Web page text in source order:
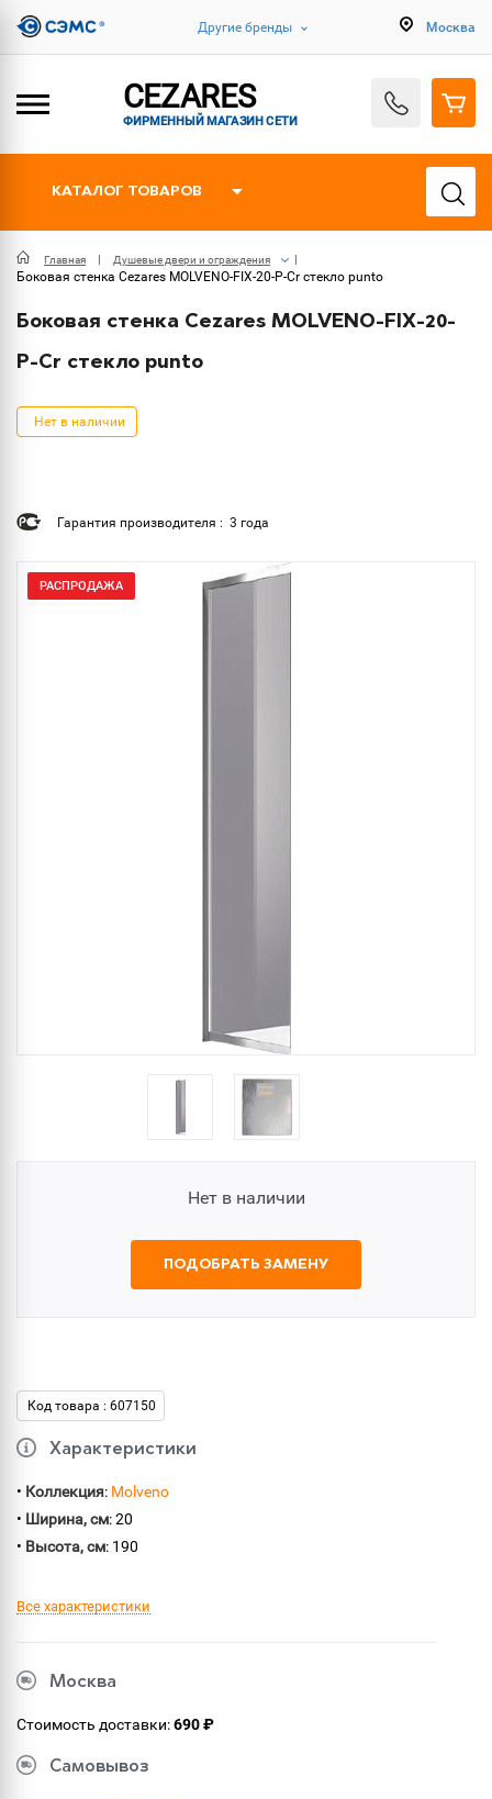
Другие бренды Москва
CEZARES
ФИРМЕННЫЙ МАГАЗИН СЕТИ
КАТАЛОГ ТОВАРОВ
Главная Душевые двери и ограждения
Боковая стенка Cezares MOLVENO-FIX-20-P-Cr стекло punto
Боковая стенка Cezares MOLVENO-FIX-20-
P-Cr стекло punto
Нет в наличии
Гарантия производителя : 3 года
РАСПРОДАЖА
Нет в наличии
ПОДОБРАТЬ ЗАМЕНУ
Код товара : 607150
Характеристики
• Коллекция: Molveno
• Ширина, см: 20
• Высота, см: 190
Все характеристики
Москва
Стоимость доставки:690 ₽
Самовывоз